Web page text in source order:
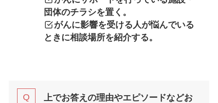
団体のチラシを置く。
がんに影響を受ける人が悩んでいる
ときに相談場所を紹介する。
上でお答えの理由やエピソードなどお